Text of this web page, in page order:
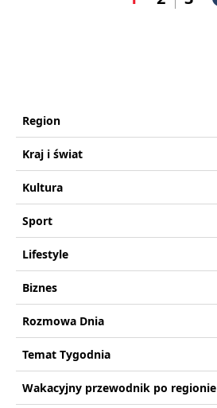
Region
Kraj i świat
Kultura
Sport
Lifestyle
Biznes
Rozmowa Dnia
Temat Tygodnia
Wakacyjny przewodnik po regionie